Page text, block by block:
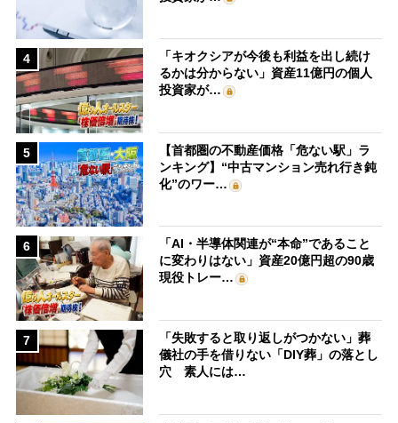
4
「キオクシアが今後も利益を出し続け
るかは分からない」資産11億円の個人
投資家が…
5
【首都圏の不動産価格「危ない駅」ラ
ンキング】“中古マンション売れ行き鈍
化”のワー…
6
「AI・半導体関連が“本命”であること
に変わりはない」資産20億円超の90歳
現役トレー…
7
「失敗すると取り返しがつかない」葬
儀社の手を借りない「DIY葬」の落とし
穴 素人には…